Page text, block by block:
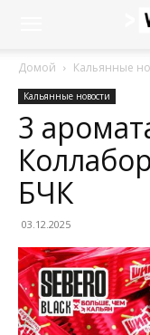
Домой Кальянные
Кальянные новости
3
БЧК
03.12.2025